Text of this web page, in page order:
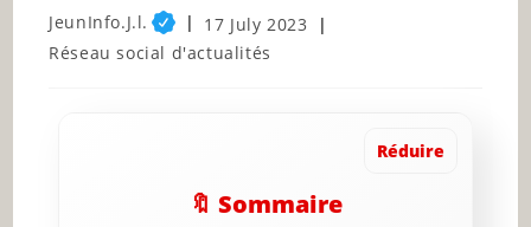
Post
author:
JeunInfo.J.l.
Post
published:
17 July 2023
Post
Réseau social d'actualités
Réduire
🔖 Sommaire